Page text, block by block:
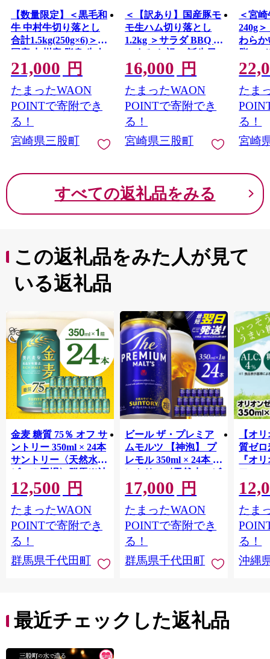
【数量限定】＜黒毛和
牛 中村牛切り落とし
合計1.5kg(250g×6)＞
国産 九州産 脂身 牛肉
赤身 すき焼き 牛丼 肉
じゃが プルコギ 煮込
み 使いやすい 小分け
便利 こま切れ 牛こま
コマ 小間 薄切り お肉
冷凍【MI643-jc】【J
コーポレーション】
21,000 円
たまったWAON
POINTで寄附でき
る！
宮崎県三股町
＜【訳あり】国産豚モ
モ生ハム切り落とし
1.2kg ＞サラダ BBQ お
つまみ お祝い 誕生日
結婚記念日 贈り物 国
産 豚肉 スライス 切落
とし パスタ サラダ サ
ンドイッチ 小分けパ
ック【MI575-pl】【株
式会社プラス】
16,000 円
たまったWAON
POINTで寄附でき
る！
宮崎県三股町
＜宮
240g
わらか
脂の
肉 希
肉料理
級 ブ
和牛
【
チク】
たま
る！
宮崎
すべての返礼品をみる
この返礼品をみた人が見て
いる返礼品
金麦 糖質 75％ オフ サ
ントリー 350ml × 24本
サントリー〈天然水の
ビール工場〉群馬※沖
縄・離島地域へのお届
け不可
12,500 円
たまったWAON
POINTで寄附でき
る！
群馬県千代田町
ビール ザ・プレミア
ムモルツ 【神泡】 プ
レモル 350ml × 24本 サ
ントリー〈天然水のビ
ール工場〉群馬※沖
縄・離島地域へのお届
け不可
17,000 円
たまったWAON
POINTで寄附でき
る！
群馬県千代田町
【オ
質ゼロ
『オ
フ』
泡酒
1ケー
ロ ゼ
麦芽3
化し
すめ
重瀬
たま
る！
沖縄
最近チェックした返礼品